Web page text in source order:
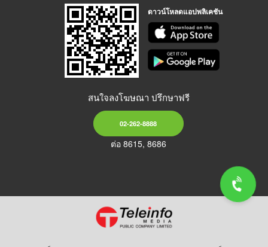
ดาวน์โหลดแอปพลิเคชัน
สนใจลงโฆษณา ปรึกษาฟรี
02-262-8888
ต่อ 8615, 8686